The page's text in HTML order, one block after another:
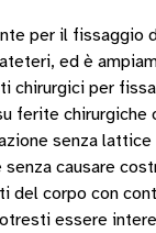
per il fissaggio
ed è
chirurgici per
ferite chirurgiche
senza lattice
causare
del corpo con
essere